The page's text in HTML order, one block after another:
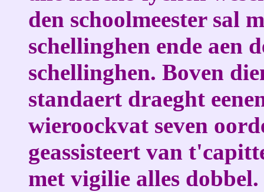
den schoolmeester sal
schellinghen ende aen
schellinghen. Boven
standaert draeght
wieroockvat seven
geassisteert van
met vigilie alles